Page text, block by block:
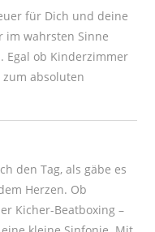
für Dich und deine
im wahrsten Sinne
Egal ob Kinderzimmer
zum absoluten
den Tag, als gäbe es
Herzen. Ob
Kicher-Beatboxing –